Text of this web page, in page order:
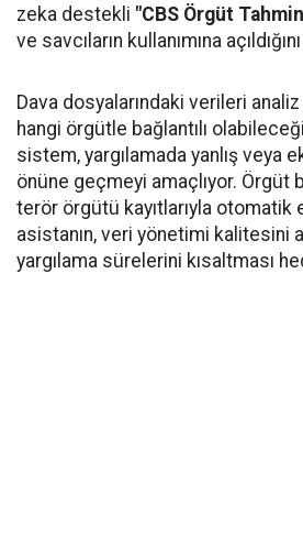
zeka destekli "CBS Örgüt
ve savcıların kullanımına
Dava dosyalarındaki verileri
hangi örgütle bağlantılı
sistem, yargılamada yanlış veya
önüne geçmeyi amaçlıyor.
terör örgütü kayıtlarıyla otomatik
asistanın, veri yönetimi kalitesini
yargılama sürelerini kısaltması